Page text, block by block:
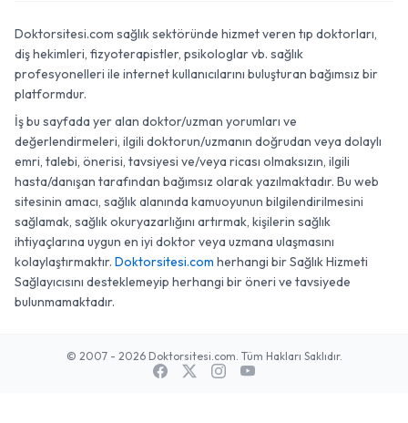
Doktorsitesi.com sağlık sektöründe hizmet veren tıp doktorları,
diş hekimleri, fizyoterapistler, psikologlar vb. sağlık
profesyonelleri ile internet kullanıcılarını buluşturan bağımsız bir
platformdur.
İş bu sayfada yer alan doktor/uzman yorumları ve
değerlendirmeleri, ilgili doktorun/uzmanın doğrudan veya dolaylı
emri, talebi, önerisi, tavsiyesi ve/veya ricası olmaksızın, ilgili
hasta/danışan tarafından bağımsız olarak yazılmaktadır. Bu web
sitesinin amacı, sağlık alanında kamuoyunun bilgilendirilmesini
sağlamak, sağlık okuryazarlığını artırmak, kişilerin sağlık
ihtiyaçlarına uygun en iyi doktor veya uzmana ulaşmasını
kolaylaştırmaktır. Doktorsitesi.com herhangi bir Sağlık Hizmeti
Sağlayıcısını desteklemeyip herhangi bir öneri ve tavsiyede
bulunmamaktadır.
© 2007 - 2026 Doktorsitesi.com. Tüm Hakları Saklıdır.